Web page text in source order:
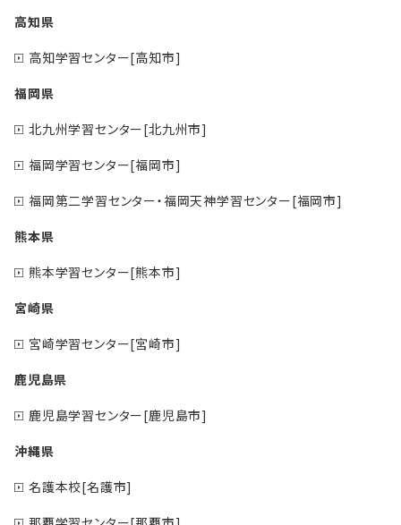
高知県
高知学習センター[高知市]
福岡県
北九州学習センター[北九州市]
福岡学習センター[福岡市]
福岡第二学習センター・福岡天神学習センター[福岡市]
熊本県
熊本学習センター[熊本市]
宮崎県
宮崎学習センター[宮崎市]
鹿児島県
鹿児島学習センター[鹿児島市]
沖縄県
名護本校[名護市]